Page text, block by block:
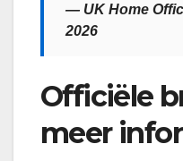
— UK Home
2026
Officiële
meer